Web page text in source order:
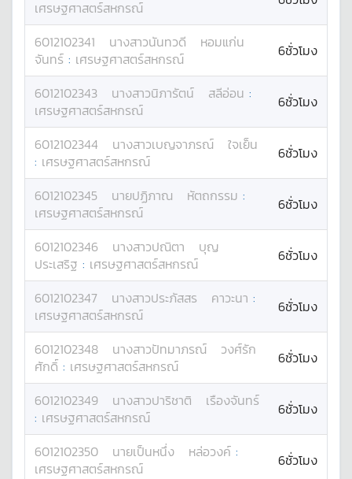
เศรษฐศาสตร์สหกรณ์
6012102341 นางสาวนันทวดี
หอมแก่น
จันทร์ : เศรษฐศาสตร์สหกรณ์ 6ชั่วโมง
6012102343 นางสาวนิภารัตน์ สลีอ่อน :
เศรษฐศาสตร์สหกรณ์
6ชั่วโมง
6012102344 นางสาวเบญจาภรณ์
ใจเย็น
: เศรษฐศาสตร์สหกรณ์ 6ชั่วโมง
6012102345 นายปฏิภาณ หัตถกรรม :
เศรษฐศาสตร์สหกรณ์
6ชั่วโมง
6012102346 นางสาวปณิตา
บุญ
ประเสริฐ : เศรษฐศาสตร์สหกรณ์ 6ชั่วโมง
6012102347 นางสาวประภัสสร คาวะนา :
เศรษฐศาสตร์สหกรณ์
6ชั่วโมง
6012102348 นางสาวปัทมาภรณ์
วงศ์รัก
ศักดิ์ : เศรษฐศาสตร์สหกรณ์ 6ชั่วโมง
6012102349 นางสาวปาริชาติ
เรืองจันทร์
: เศรษฐศาสตร์สหกรณ์ 6ชั่วโมง
6012102350 นายเป็นหนึ่ง หล่อวงค์ :
เศรษฐศาสตร์สหกรณ์
6ชั่วโมง